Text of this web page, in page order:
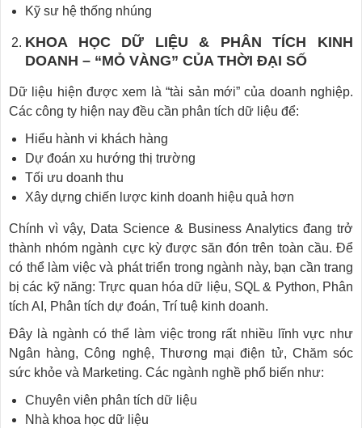
Kỹ sư hệ thống nhúng
KHOA HỌC DỮ LIỆU & PHÂN TÍCH KINH
DOANH – “MỎ VÀNG” CỦA THỜI ĐẠI SỐ
Dữ liệu hiện được xem là “tài sản mới” của doanh nghiệp.
Các công ty hiện nay đều cần phân tích dữ liệu để:
Hiểu hành vi khách hàng
Dự đoán xu hướng thị trường
Tối ưu doanh thu
Xây dựng chiến lược kinh doanh hiệu quả hơn
Chính vì vậy, Data Science & Business Analytics đang trở
thành nhóm ngành cực kỳ được săn đón trên toàn cầu. Để
có thể làm việc và phát triển trong ngành này, bạn cần trang
bị các kỹ năng: Trực quan hóa dữ liệu, SQL & Python, Phân
tích AI, Phân tích dự đoán, Trí tuệ kinh doanh.
Đây là ngành có thể làm việc trong rất nhiều lĩnh vực như
Ngân hàng, Công nghệ, Thương mại điện tử, Chăm sóc
sức khỏe và Marketing. Các ngành nghề phổ biến như:
Chuyên viên phân tích dữ liệu
Nhà khoa học dữ liệu